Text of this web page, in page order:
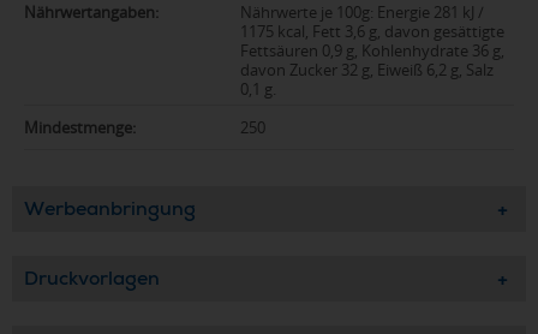
Nährwertangaben:
Nährwerte je 100g: Energie 281 kJ /
1175 kcal, Fett 3,6 g, davon gesättigte
Fettsäuren 0,9 g, Kohlenhydrate 36 g,
davon Zucker 32 g, Eiweiß 6,2 g, Salz
0,1 g.
Mindestmenge:
250
Werbeanbringung
Druckvorlagen